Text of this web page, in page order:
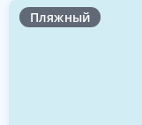
Пляжный